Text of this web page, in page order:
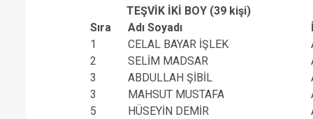
TEŞVİK İKİ BOY (39 kişi)
Sıra
Adı Soyadı
1
CELAL BAYAR İŞLEK
2
SELİM MADSAR
3
ABDULLAH ŞİBİL
3
MAHSUT MUSTAFA
5
HÜSEYİN DEMİR